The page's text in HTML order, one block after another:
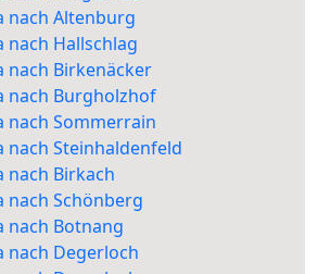
nach Altenburg
nach Hallschlag
nach Birkenäcker
nach Burgholzhof
nach Sommerrain
nach Steinhaldenfeld
nach Birkach
nach Schönberg
nach Botnang
nach Degerloch